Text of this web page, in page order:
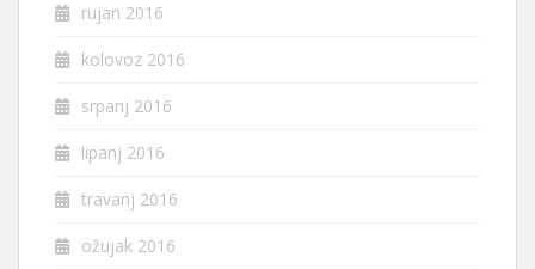
rujan 2016
kolovoz 2016
srpanj 2016
lipanj 2016
travanj 2016
ožujak 2016